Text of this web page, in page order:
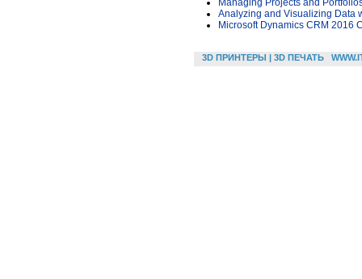
Managing Projects and
Analyzing and Visualizing Data
Microsoft Dynamics CRM 2016
3D ПРИНТЕРЫ | 3D ПЕЧАТЬ